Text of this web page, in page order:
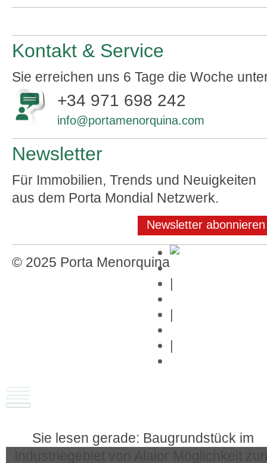
Kontakt & Service
Sie erreichen uns 6 Tage die Woche
+34 971 698 242
info@portamenorquina.com
Newsletter
Für Immobilien, Trends und Neuigkeiten
aus dem Porta Mondial Netzwerk.
Newsletter abonnieren
© 2025 Porta Menorquina
|
|
|
Sie lesen gerade: Baugrundstück im